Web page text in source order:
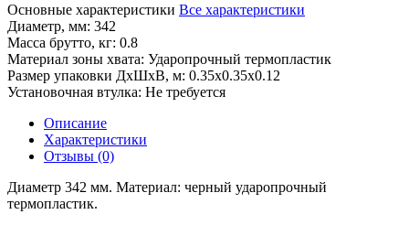
Основные характеристики Все характеристики
Диаметр, мм: 342
Масса брутто, кг: 0.8
Материал зоны хвата: Ударопрочный термопластик
Размер упаковки ДхШхВ, м: 0.35x0.35x0.12
Установочная втулка: Не требуется
Описание
Характеристики
Отзывы (0)
Диаметр 342 мм. Материал: черный ударопрочный
термопластик.